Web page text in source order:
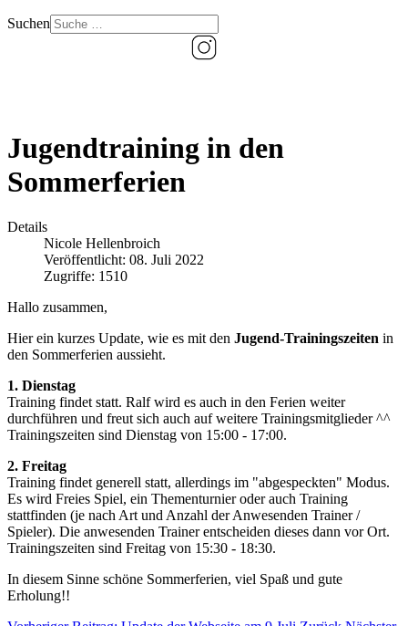
Suchen
Jugendtraining in den
Sommerferien
Details
Nicole Hellenbroich
Veröffentlicht: 08. Juli 2022
Zugriffe: 1510
Hallo zusammen,
Hier ein kurzes Update, wie es mit den Jugend-Trainingszeiten in
den Sommerferien aussieht.
1. Dienstag
Training findet statt. Ralf wird es auch in den Ferien weiter
durchführen und freut sich auch auf weitere Trainingsmitglieder ^^
Trainingszeiten sind Dienstag von 15:00 - 17:00.
2. Freitag
Training findet generell statt, allerdings im "abgespeckten" Modus.
Es wird Freies Spiel, ein Thementurnier oder auch Training
stattfinden (je nach Art und Anzahl der Anwesenden Trainer /
Spieler). Die anwesenden Trainer entscheiden dieses dann vor Ort.
Trainingszeiten sind Freitag von 15:30 - 18:30.
In diesem Sinne schöne Sommerferien, viel Spaß und gute
Erholung!!